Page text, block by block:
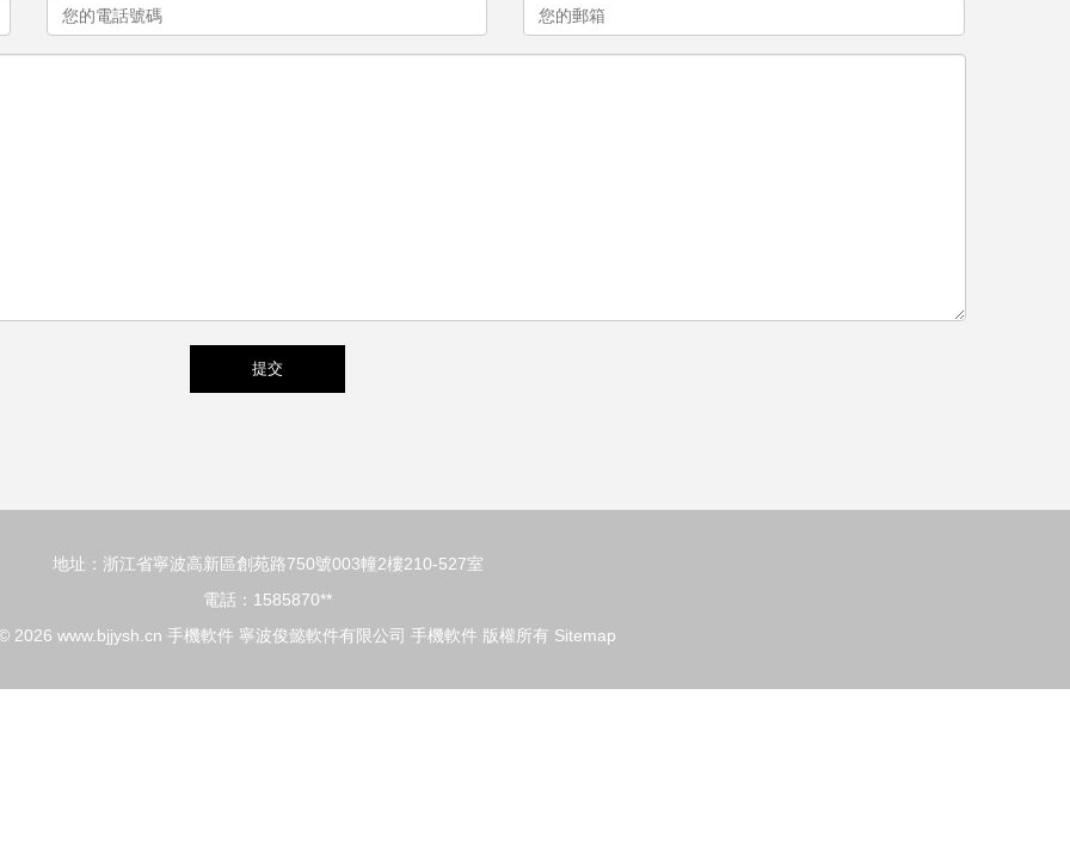
地址：浙江省寧波高新區創苑路750號003幢2樓210-527室
電話：1585870**
2026 www.bjjysh.cn 手機軟件 寧波俊懿軟件有限公司 手機軟件 版權所有 Sitemap